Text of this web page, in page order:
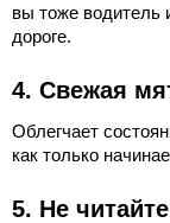
вы тоже водитель
дороге.
4. Свежая
Облегчает
как только
5. Не читайте